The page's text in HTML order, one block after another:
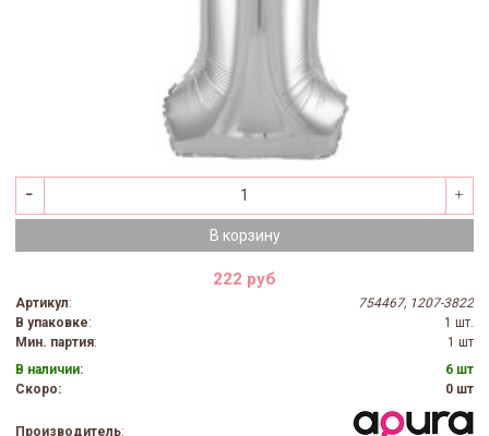
В корзину
222 руб
Артикул:
754467, 1207-3822
В упаковке:
1 шт.
Мин. партия:
1 шт
В наличии:
6 шт
Скоро:
0 шт
Производитель: